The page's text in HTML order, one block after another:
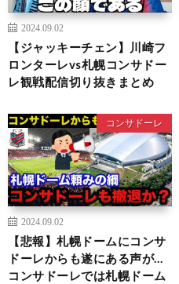
2024.09.02
【ジャッキーチェン】川崎フ
ロンターレvs札幌コンサドー
レ観戦配信切り抜きまとめ
コンサドーレ
2024.09.02
【悲報】札幌ドームにコンサ
ドーレからも遂にある声が…
コンサドーレでは札幌ドーム